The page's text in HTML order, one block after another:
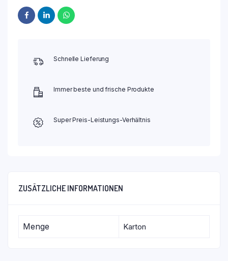
Schnelle Lieferung
Immer beste und frische Produkte
Super Preis-Leistungs-Verhältnis
ZUSÄTZLICHE INFORMATIONEN
Menge Karton